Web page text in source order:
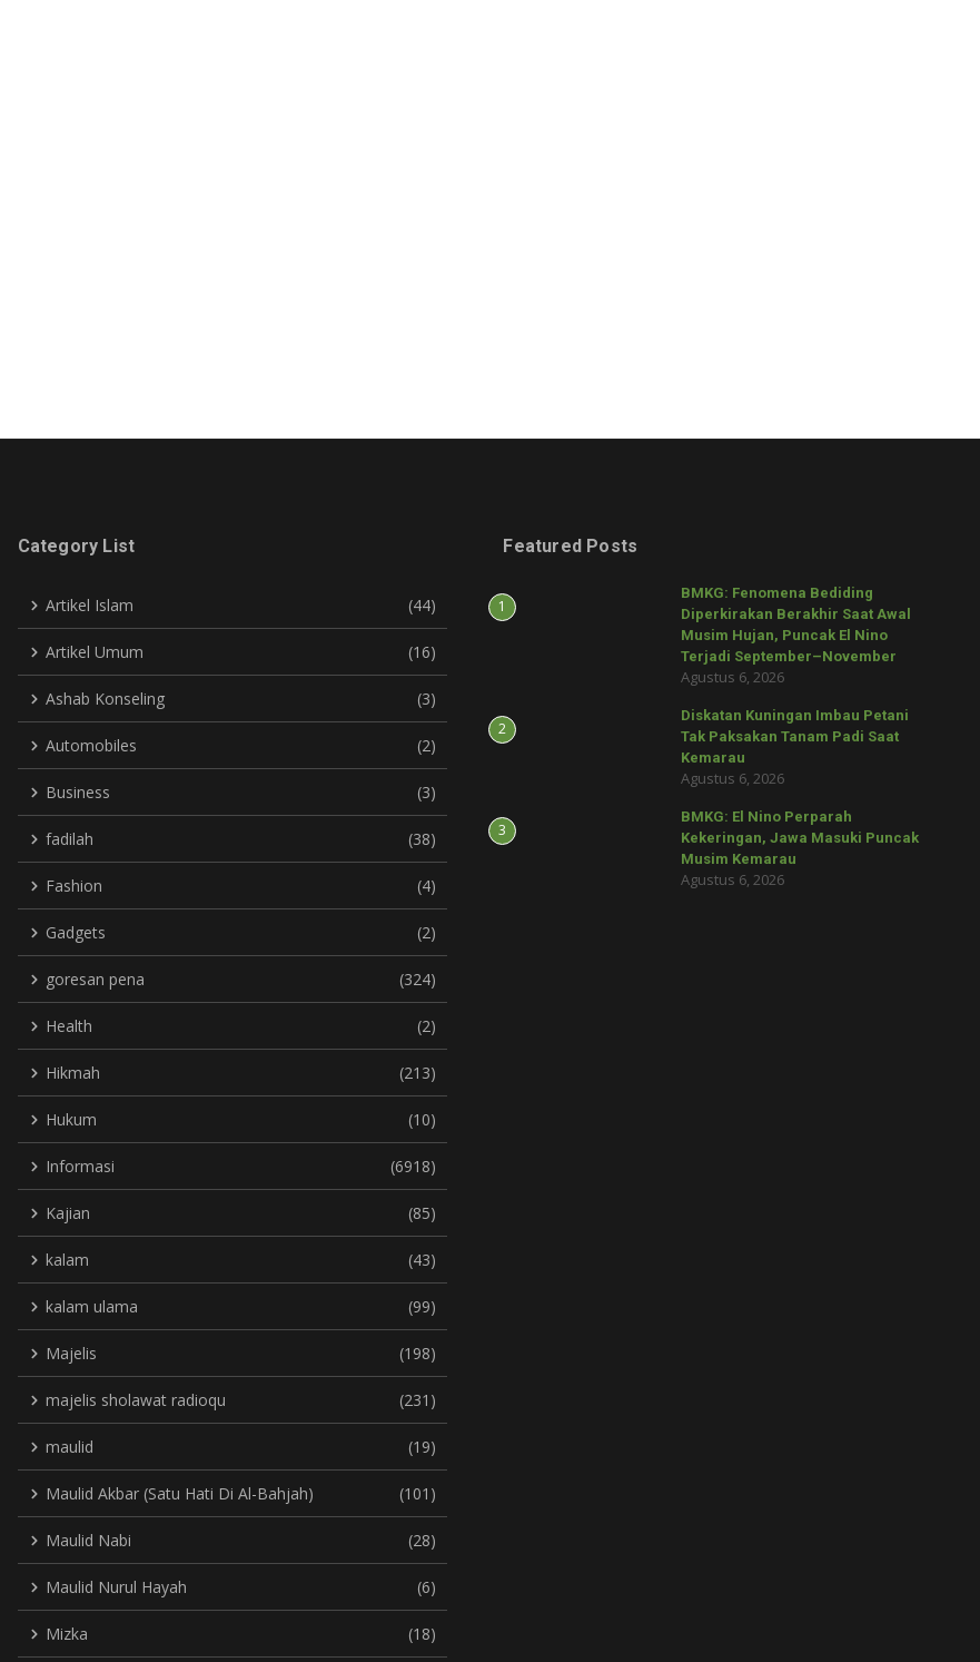
Category List
Artikel Islam (44)
Artikel Umum (16)
Ashab Konseling (3)
Automobiles (2)
Business (3)
fadilah (38)
Fashion (4)
Gadgets (2)
goresan pena (324)
Health (2)
Hikmah (213)
Hukum (10)
Informasi (6918)
Kajian (85)
kalam (43)
kalam ulama (99)
Majelis (198)
majelis sholawat radioqu (231)
maulid (19)
Maulid Akbar (Satu Hati Di Al-Bahjah) (101)
Maulid Nabi (28)
Maulid Nurul Hayah (6)
Mizka (18)
Featured Posts
1
BMKG: Fenomena Bediding
Diperkirakan Berakhir Saat Awal
Musim Hujan, Puncak El Nino
Terjadi September–November
Agustus 6, 2026
2
Diskatan Kuningan Imbau Petani
Tak Paksakan Tanam Padi Saat
Kemarau
Agustus 6, 2026
3
BMKG: El Nino Perparah
Kekeringan, Jawa Masuki Puncak
Musim Kemarau
Agustus 6, 2026